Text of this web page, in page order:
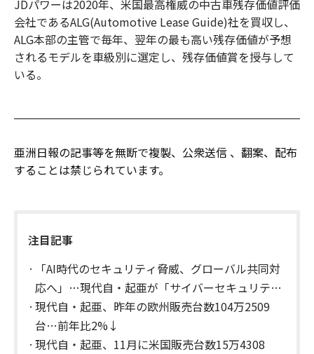
JDパワーは2020年、米国最高権威の中古車残存価値評価
会社であるALG(Automotive Lease Guide)社を買収し、
ALG本部の主管で毎年、翌年の最も高い残存価値が予想
されるモデルを車級別に選定し、残存価値賞を授与して
いる。
亜洲日報の記事等を無断で複製、公衆送信 、翻案、配布
することは禁じられています。
注目記事
「AI時代のセキュリティ脅威、グローバル共同対
応へ」…現代自・起亜が「サイバーセキュリテ
ィ・ワーキンググループ」を発足
現代自・起亜、昨年の欧州販売台数104万2509
台…前年比2%↓
現代自・起亜、11月に米国販売台数15万4308